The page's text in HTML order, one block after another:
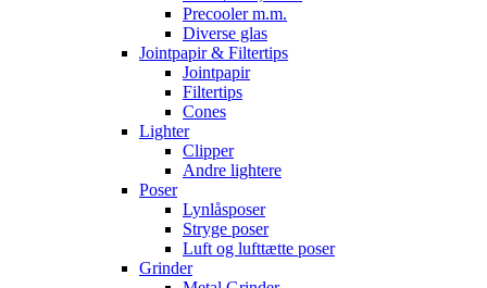
Precooler m.m.
Diverse glas
Jointpapir & Filtertips
Jointpapir
Filtertips
Cones
Lighter
Clipper
Andre lightere
Poser
Lynlåsposer
Stryge poser
Luft og lufttætte poser
Grinder